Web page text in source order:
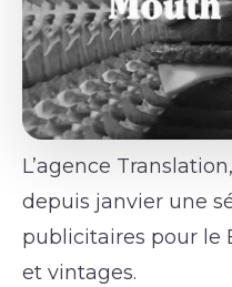
L’agence
depuis janvier une
publicitaires pour le
et vintages.